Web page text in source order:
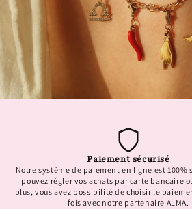
Paiement sécurisé
Notre système de paiement en ligne est 100%
pouvez régler vos achats par carte bancaire
plus, vous avez possibilité de choisir le
fois avec notre partenaire ALMA.